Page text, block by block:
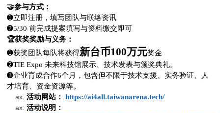
🤝参与方式：
➊立即注册，填写团队与联络资讯
➋5/30 前完成提案填写与资料缴交即可
🏆获奖奖励与义务：
➊获奖团队每队将获得新台币100万元奖金
➋TIE Expo 未来科技馆展示、技术发表与颁奖典礼。
➌企业育成合作6个月，包含但不限于技术支援、实务验证、人
才培育、资金资源等。
活动网站： https://ai4all.taiwanarena.tech/
活动说明：